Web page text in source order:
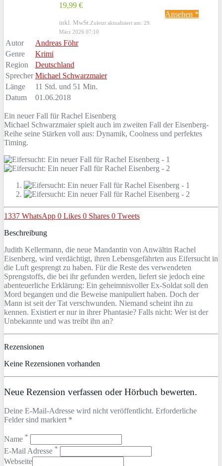
19,99 €
inkl. MwSt. Zuletzt aktualisiert am: 29.
März 2026 07:10
Ansehen *
Autor
Andreas Föhr
Genre
Krimi
Region
Deutschland
Sprecher Michael Schwarzmaier
Länge
11 Std. und 51 Min.
Datum
01.06.2018
Ein neuer Fall für Rachel Eisenberg
Michael Schwarzmaier spielt auch im zweiten Fall der Eisenberg-
Reihe seine Stärken voll aus: Dynamik, Coolness und perfektes
Timing.
1337 WhatsApp 0 Likes 0 Shares 0 Tweets
Beschreibung
Judith Kellermann, die neue Mandantin von Anwältin Rachel
Eisenberg, wird verdächtigt, ihren Lebensgefährten aus Eifersucht in
die Luft gesprengt zu haben. Für die Reste des verwendeten
Sprengstoffs, die bei ihr gefunden werden, liefert sie jedoch eine
abenteuerliche Erklärung: Ein geheimnisvoller Ex-Soldat soll den
Mord begangen und die Beweise manipuliert haben. Doch der
Mann ist seit der Tat verschwunden. Niemand scheint ihn zu
kennen. Existiert er nur in ihrer Phantasie? Falls nicht: Wer ist der
Unbekannte und was treibt ihn an?
Rezensionen
Keine Rezensionen vorhanden
Neue Rezension verfassen oder Hörbuch bewerten.
Deine E-Mail-Adresse wird nicht veröffentlicht. Erforderliche
Felder sind markiert *
Name *
E-Mail Adresse *
Webseite